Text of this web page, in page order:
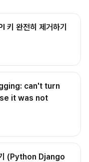
키 완전히 제거하기
can't turn
it was not
기 (Python Django